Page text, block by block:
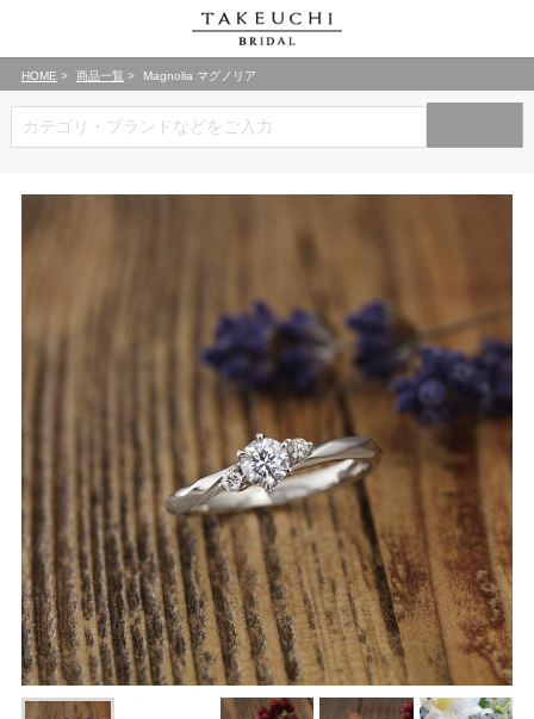
HOME 商品一覧 Magnolia マグノリア